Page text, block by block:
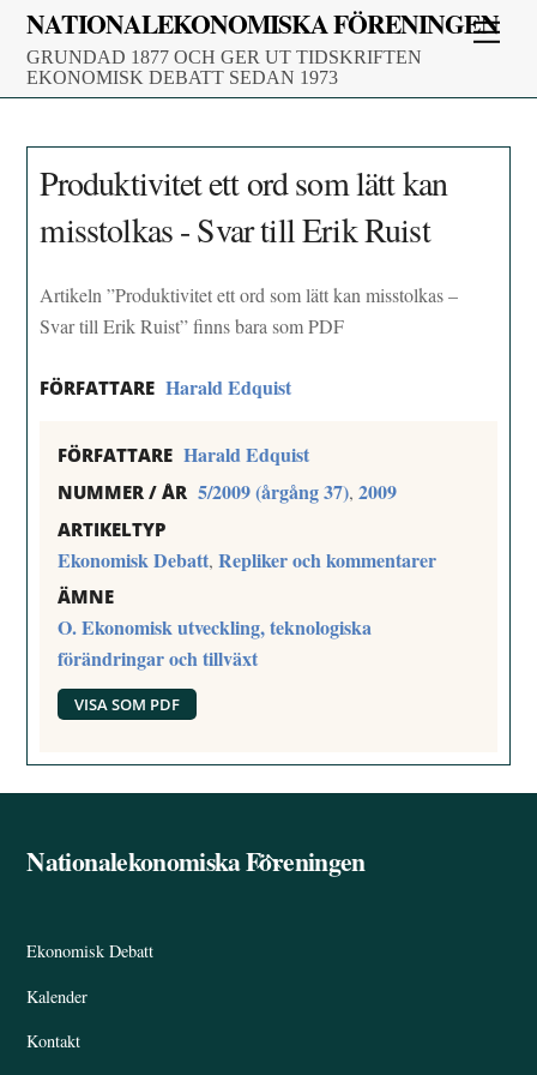
Skip
content
NATIONALEKONOMISKA FÖRENINGEN
GRUNDAD 1877 OCH GER UT TIDSKRIFTEN
EKONOMISK DEBATT SEDAN 1973
Produktivitet ett ord som lätt kan
misstolkas - Svar till Erik Ruist
Artikeln ”Produktivitet ett ord som lätt kan misstolkas –
Svar till Erik Ruist” finns bara som PDF
FÖRFATTARE Harald Edquist
FÖRFATTARE Harald Edquist
NUMMER / ÅR 5/2009 (årgång 37),2009
ARTIKELTYP
Ekonomisk Debatt,Repliker och kommentarer
ÄMNE
O. Ekonomisk utveckling, teknologiska
förändringar och tillväxt
VISA SOM PDF
Back
Nationalekonomiska Föreningen
Ekonomisk Debatt
Kalender
Kontakt